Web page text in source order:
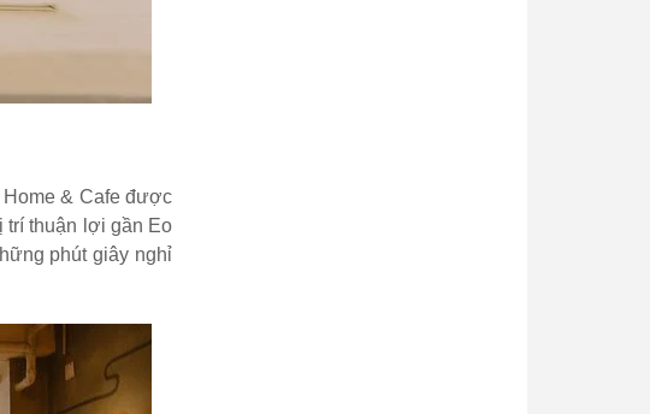
& Cafe được
trí thuận lợi gần Eo
phút giây nghỉ